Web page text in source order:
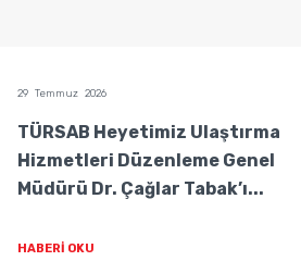
29 Temmuz 2026
TÜRSAB Heyetimiz Ulaştırma
Hizmetleri Düzenleme Genel
Müdürü Dr. Çağlar Tabak’ı...
HABERİ OKU